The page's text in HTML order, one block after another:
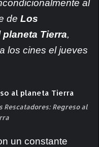
al
de Los
Tierra,
los cines el jueves
Regreso al
un constante